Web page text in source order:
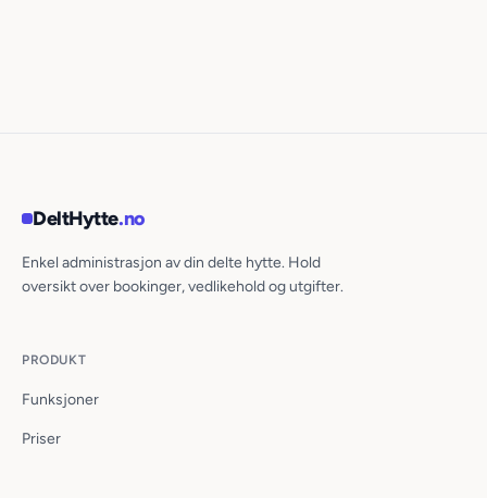
DeltHytte.no
Enkel administrasjon av din delte hytte. Hold
oversikt over bookinger, vedlikehold og utgifter.
PRODUKT
Funksjoner
Priser